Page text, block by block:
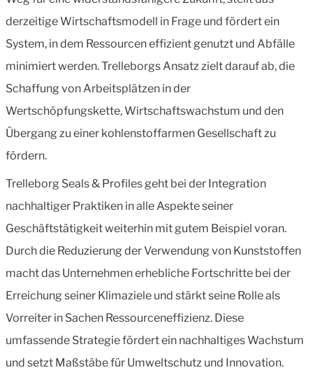
derzeitige Wirtschaftsmodell in Frage und fördert ein
System, in dem Ressourcen effizient genutzt und Abfälle
minimiert werden. Trelleborgs Ansatz zielt darauf ab, die
Schaffung von Arbeitsplätzen in der
Wertschöpfungskette, Wirtschaftswachstum und den
Übergang zu einer kohlenstoffarmen Gesellschaft zu
fördern.
Trelleborg Seals & Profiles geht bei der Integration
nachhaltiger Praktiken in alle Aspekte seiner
Geschäftstätigkeit weiterhin mit gutem Beispiel voran.
Durch die Reduzierung der Verwendung von Kunststoffen
macht das Unternehmen erhebliche Fortschritte bei der
Erreichung seiner Klimaziele und stärkt seine Rolle als
Vorreiter in Sachen Ressourceneffizienz. Diese
umfassende Strategie fördert ein nachhaltiges Wachstum
und setzt Maßstäbe für Umweltschutz und Innovation.